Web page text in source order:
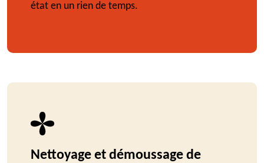
état en un rien de temps.
Nettoyage et démoussage de